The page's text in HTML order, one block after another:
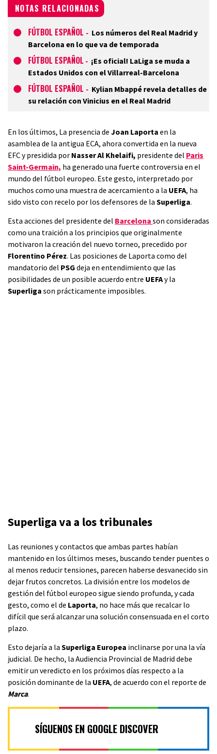
NOTAS RELACIONADAS
FÚTBOL ESPAÑOL - Los números del Real Madrid y
Barcelona en lo que va de temporada
FÚTBOL ESPAÑOL - ¡Es oficial! LaLiga se muda a
Estados Unidos con el Villarreal-Barcelona
FÚTBOL ESPAÑOL - Kylian Mbappé revela detalles de
su relación con Vinicius en el Real Madrid
En los últimos, La presencia de Joan Laporta en la
asamblea de la antigua ECA, ahora convertida en la nueva
EFC y presidida por Nasser Al Khelaifi, presidente del Paris
Saint-Germain, ha generado una fuerte controversia en el
mundo del fútbol europeo. Este gesto, interpretado por
muchos como una muestra de acercamiento a la UEFA, ha
sido visto con recelo por los defensores de la Superliga.
Esta acciones del presidente del Barcelona son consideradas
como una traición a los principios que originalmente
motivaron la creación del nuevo torneo, precedido por
Florentino Pérez. Las posiciones de Laporta como del
mandatorio del PSG deja en entendimiento que las
posibilidades de un posible acuerdo entre UEFAy la
Superliga son prácticamente imposibles.
Superliga va a los tribunales
Las reuniones y contactos que ambas partes habían
mantenido en los últimos meses, buscando tender puentes o
al menos reducir tensiones, parecen haberse desvanecido sin
dejar frutos concretos. La división entre los modelos de
gestión del fútbol europeo sigue siendo profunda, y cada
gesto, como el de Laporta, no hace más que recalcar lo
difícil que será alcanzar una solución consensuada en el corto
plazo.
Esto dejaría a la Superliga Europea inclinarse por una la vía
judicial. De hecho, la Audiencia Provincial de Madrid debe
emitir un veredicto en los próximos días respecto a la
posición dominante de la UEFA, de acuerdo con el reporte de
Marca.
SÍGUENOS EN GOOGLE DISCOVER